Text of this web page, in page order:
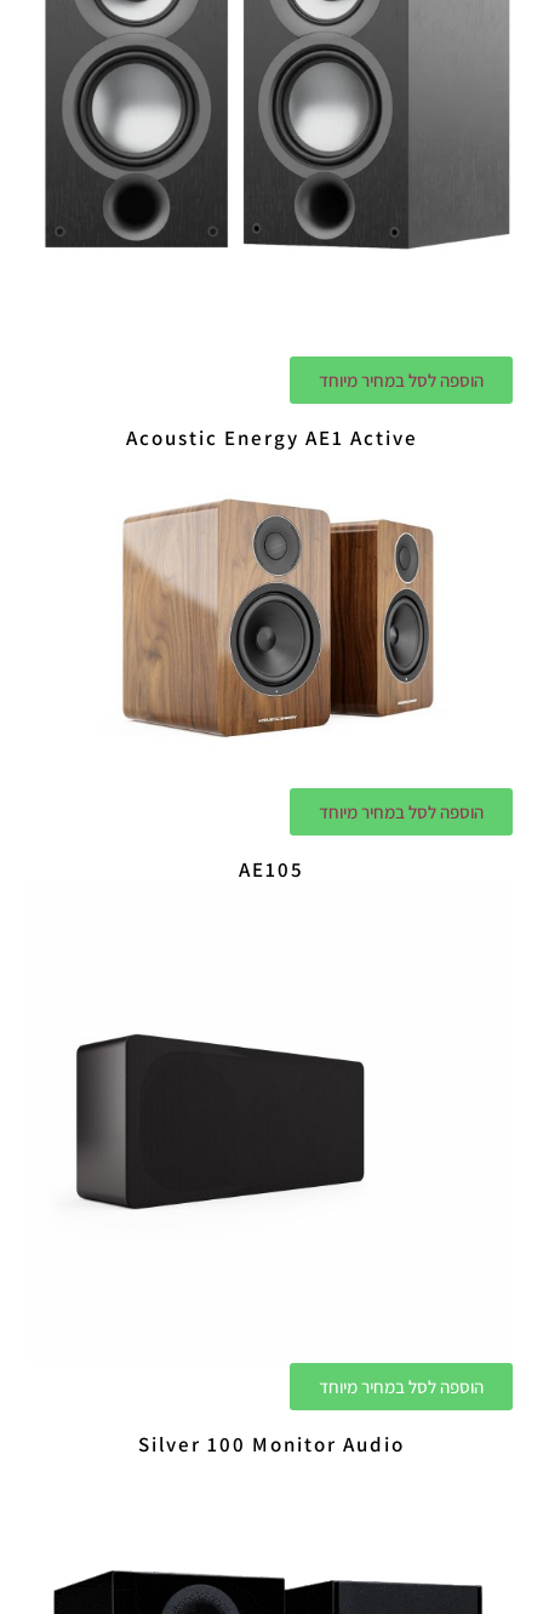
הוספה לסל במחיר מיוחד
Acoustic Energy AE1 Active
הוספה לסל במחיר מיוחד
AE105
הוספה לסל במחיר מיוחד
Silver 100 Monitor Audio